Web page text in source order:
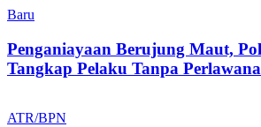
Baru
Penganiayaan Berujung Maut,
Tangkap Pelaku Tanpa
ATR/BPN